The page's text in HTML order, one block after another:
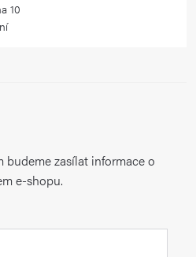
10
budeme zasílat informace o
e-shopu.